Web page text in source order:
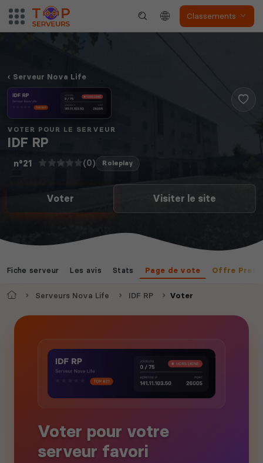
Classements
Serveur Nova Life
VOTER POUR LE SERVEUR
IDF RP
n°21 (0) Roleplay
Voter Visiter le site
Fiche serveur Les avis Stats Page de vote Offre
AccueilServeurs Nova Life IDF RP Voter
Voter pour votre
serveur favori